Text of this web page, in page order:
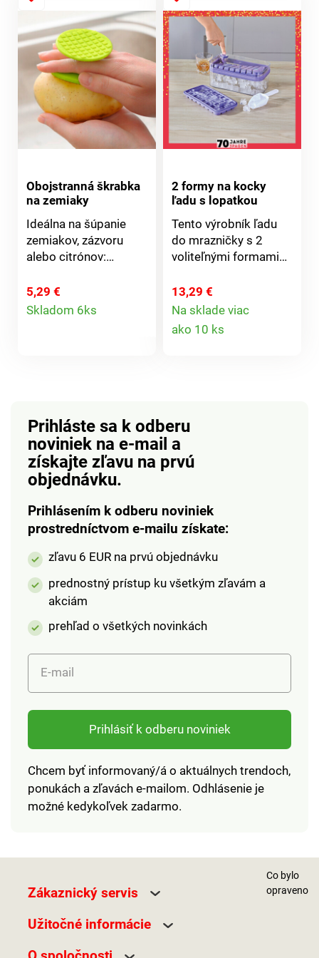
Obojstranná škrabka
na zemiaky
Ideálna na šúpanie
zemiakov, zázvoru
alebo citrónov:
zeleninu s 2 stranami
na výber. Šúpe ovocie
Minimálny odpad.
5,29 €
Skladom 6ks
2 formy na kocky
ľadu s lopatkou
Tento výrobník ľadu
do mrazničky s 2
voliteľnými formami
dostatočné množstvo
ľadových kociek.
Vďaka stlačením
ľad s tlačidlom. 2
formičky na 32 kociek
ľadu. 1 dávkovacia
odmerka. Basilico.
13,29 €
Na sklade viac
ako 10 ks
Prihláste sa k odberu
noviniek na e-mail a
získajte zľavu na prvú
objednávku.
Prihlásením k odberu noviniek
prostredníctvom e-mailu získate:
zľavu 6 EUR na prvú objednávku
prednostný prístup ku všetkým zľavám a
akciám
prehľad o všetkých novinkách
E-mail
Prihlásiť k odberu noviniek
Chcem byť informovaný/á o aktuálnych trendoch,
ponukách a zľavách e-mailom. Odhlásenie je
možné kedykoľvek zadarmo.
Zákaznický servis
Užitočné informácie
Co bylo
opraveno